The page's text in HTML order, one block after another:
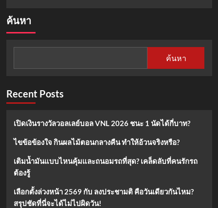
ลาง
แม่สาย
เชียงราย
น้ำ
น้ำ
หนัก
ที่
ค้นหา
ค้นหา
Recent Posts
เปิดเงินรางวัลวอลเลย์บอล VNL 2026 ชนะ 1 นัดได้กี่บาท?
ไขข้อข้องใจ กินผลไม้ตอนกลางคืน ทำให้อ้วนจริงหรือ?
เติมน้ำมันแบบไหนคุ้มและถนอมรถที่สุด? เคล็ดลับที่คนรักรถ
ต้องรู้
เลือกตั้งล่วงหน้า 2569 กับ ลงประชามติ คือวันเดียวกันไหม?
สรุปชัดที่นี่จะได้ไม่ไปผิดวัน!